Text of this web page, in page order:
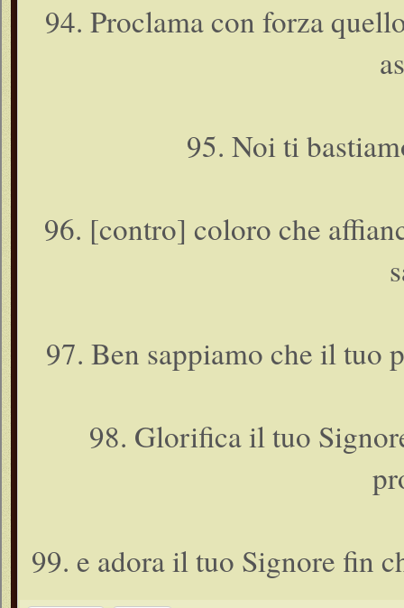
94. Proclama con forza
95. Noi ti
96. [contro] coloro che
97. Ben sappiamo che il tuo
98. Glorifica il tuo
99. e adora il tuo Signore fin